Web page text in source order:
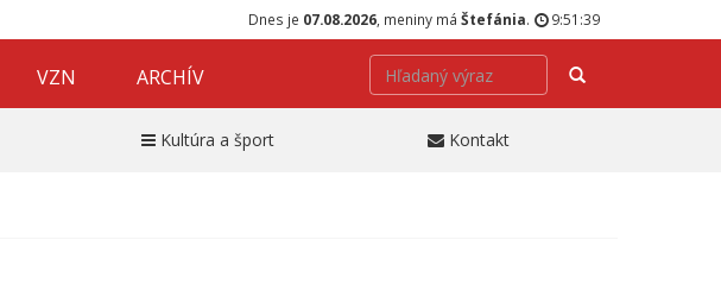
Dnes je 07.08.2026 , meniny má Štefánia. 9:51:39
VZN ARCHÍV Hľadať
Kultúra a šport Kontakt